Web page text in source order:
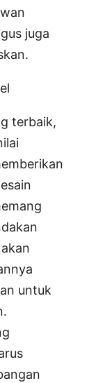
juga
terbaik,
untuk